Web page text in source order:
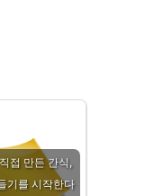
접 만든 간식,
기를 시작한다